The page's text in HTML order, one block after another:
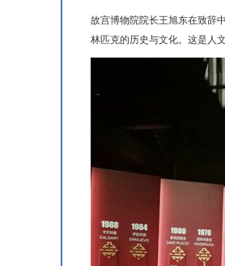
故宫博物院院长王旭东在致辞
林匹克的历史与文化。这是人